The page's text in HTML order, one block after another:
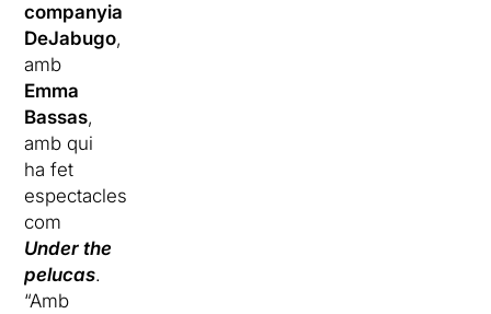
companyia
DeJabugo,
amb
Emma
Bassas,
amb qui
ha fet
espectacles
com
Under the
pelucas.
“Amb